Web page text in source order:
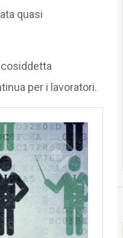
quasi
per i lavoratori.